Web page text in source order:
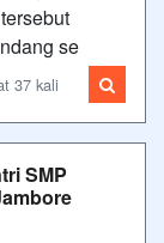
se
37 kali
SMP